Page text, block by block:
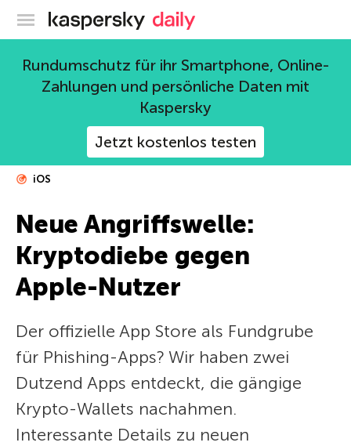
Offizieller Blog von Kaspersky
Rundumschutz für ihr Smartphone, Online-
Zahlungen und persönliche Daten mit
Kaspersky
Jetzt kostenlos testen
iOS
Neue Angriffswelle:
Kryptodiebe gegen
Apple-Nutzer
Der offizielle App Store als Fundgrube
für Phishing-Apps? Wir haben zwei
Dutzend Apps entdeckt, die gängige
Krypto-Wallets nachahmen.
Interessante Details zu neuen